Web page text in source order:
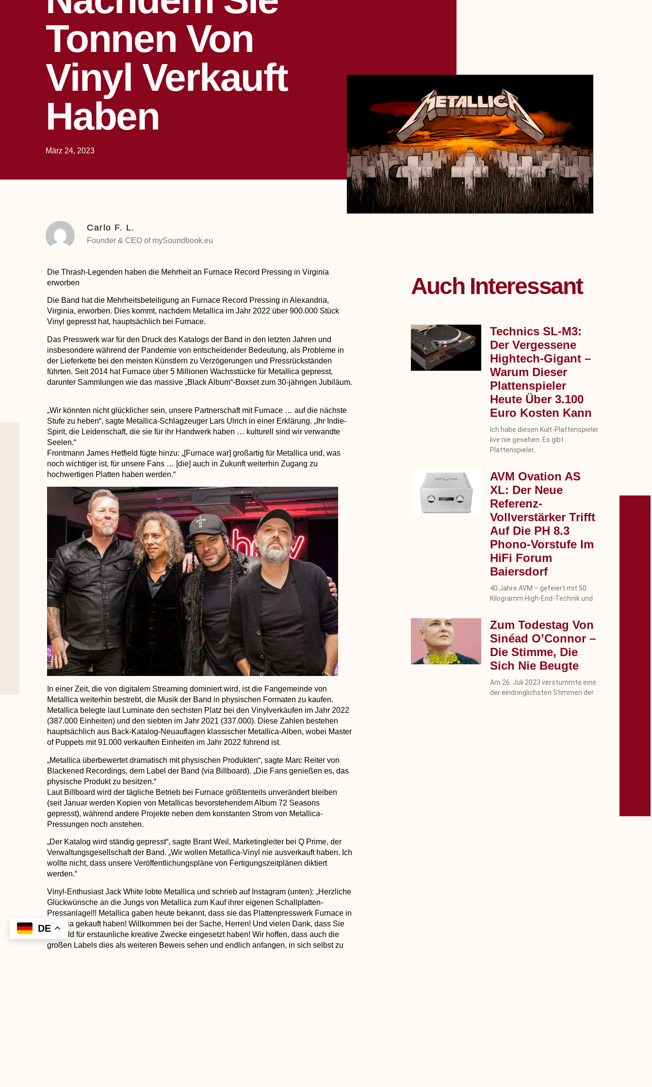
Tonnen Von
Vinyl Verkauft
Haben
März 24, 2023
Carlo F. L.
Founder & CEO of mySoundbook.eu
Die Thrash-Legenden haben die Mehrheit an Furnace Record Pressing in Virginia
erworben
Die Band hat die Mehrheitsbeteiligung an Furnace Record Pressing in Alexandria,
Virginia, erworben. Dies kommt, nachdem Metallica im Jahr 2022 über 900.000 Stück
Vinyl gepresst hat, hauptsächlich bei Furnace.
Das Presswerk war für den Druck des Katalogs der Band in den letzten Jahren und
insbesondere während der Pandemie von entscheidender Bedeutung, als Probleme in
der Lieferkette bei den meisten Künstlern zu Verzögerungen und Pressrückständen
führten. Seit 2014 hat Furnace über 5 Millionen Wachsstücke für Metallica gepresst,
darunter Sammlungen wie das massive „Black Album“-Boxset zum 30-jährigen Jubiläum.
„Wir könnten nicht glücklicher sein, unsere Partnerschaft mit Furnace … auf die nächste
Stufe zu heben“, sagte Metallica-Schlagzeuger Lars Ulrich in einer Erklärung. „Ihr Indie-
Spirit, die Leidenschaft, die sie für ihr Handwerk haben … kulturell sind wir verwandte
Seelen.“
Frontmann James Hetfield fügte hinzu: „[Furnace war] großartig für Metallica und, was
noch wichtiger ist, für unsere Fans … [die] auch in Zukunft weiterhin Zugang zu
hochwertigen Platten haben werden.“
In einer Zeit, die von digitalem Streaming dominiert wird, ist die Fangemeinde von
Metallica weiterhin bestrebt, die Musik der Band in physischen Formaten zu kaufen.
Metallica belegte laut Luminate den sechsten Platz bei den Vinylverkäufen im Jahr 2022
(387.000 Einheiten) und den siebten im Jahr 2021 (337.000). Diese Zahlen bestehen
hauptsächlich aus Back-Katalog-Neuauflagen klassischer Metallica-Alben, wobei Master
of Puppets mit 91.000 verkauften Einheiten im Jahr 2022 führend ist.
„Metallica überbewertet dramatisch mit physischen Produkten“, sagte Marc Reiter von
Blackened Recordings, dem Label der Band (via Billboard). „Die Fans genießen es, das
physische Produkt zu besitzen.“
Laut Billboard wird der tägliche Betrieb bei Furnace größtenteils unverändert bleiben
(seit Januar werden Kopien von Metallicas bevorstehendem Album 72 Seasons
gepresst), während andere Projekte neben dem konstanten Strom von Metallica-
Pressungen noch anstehen.
„Der Katalog wird ständig gepresst“, sagte Brant Weil, Marketingleiter bei Q Prime, der
Verwaltungsgesellschaft der Band. „Wir wollen Metallica-Vinyl nie ausverkauft haben. Ich
wollte nicht, dass unsere Veröffentlichungspläne von Fertigungszeitplänen diktiert
werden.“
Vinyl-Enthusiast Jack White lobte Metallica und schrieb auf Instagram (unten): „Herzliche
Glückwünsche an die Jungs von Metallica zum Kauf ihrer eigenen Schallplatten-
Pressanlage!!! Metallica gaben heute bekannt, dass sie das Plattenpresswerk Furnace in
Virginia gekauft haben! Willkommen bei der Sache, Herren! Und vielen Dank, dass Sie
Ihr Geld für erstaunliche kreative Zwecke eingesetzt haben! Wir hoffen, dass auch die
großen Labels dies als weiteren Beweis sehen und endlich anfangen, in sich selbst zu
Auch Interessant
Technics SL‑M3:
Der Vergessene
Hightech-Gigant –
Warum Dieser
Plattenspieler
Heute Über 3.100
Euro Kosten Kann
Ich habe diesen Kult-Plattenspieler
live nie gesehen. Es gibt
Plattenspieler,
AVM Ovation AS
XL: Der Neue
Referenz-
Vollverstärker Trifft
Auf Die PH 8.3
Phono-Vorstufe Im
HiFi Forum
Baiersdorf
40 Jahre AVM – gefeiert mit 50
Kilogramm High-End-Technik und
Zum Todestag Von
Sinéad O’Connor –
Die Stimme, Die
Sich Nie Beugte
Am 26. Juli 2023 verstummte eine
der eindringlichsten Stimmen der
DE